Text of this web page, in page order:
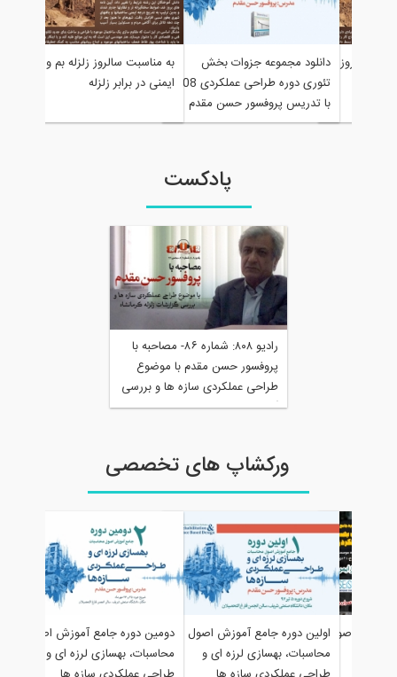
دانلود مجموعه جزوات بخش
تئوری دوره طراحی عملکردی 808
با تدریس پروفسور حسن مقدم
به مناسبت سالروز زلزله بم و روز
ایمنی در برابر زلزله
دانلود
پادکست
راديو ۸۰۸: شماره ۸۶- مصاحبه با
پروفسور حسن مقدم با موضوع
طراحی عملكردی سازه ها و بررسی
گزارشات زلزله كرمانشاه
ورکشاپ های تخصصی
اولین دوره جامع آموزش اصول
محاسبات، بهسازی لرزه ای و
دومین دوره جامع آموزش اصول
محاسبات، بهسازی لرزه ای و
میانقاب
ایستایی